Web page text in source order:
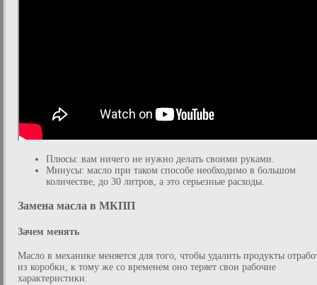
Плюсы: вам ничего не нужно делать своими руками.
Минусы: масло при таком способе необходимо в большом
количестве, до 30 литров, а это серьезные расходы.
Замена масла в МКПП
Зачем менять
Масло в механике меняется для того, чтобы удалить продукты
из коробки, к тому же со временем оно теряет свои рабочие
характеристики.